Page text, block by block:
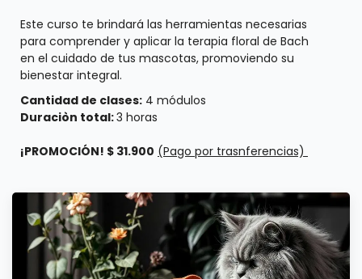
Este curso te brindará las herramientas necesarias
para comprender y aplicar la terapia floral de Bach
en el cuidado de tus mascotas, promoviendo su
bienestar integral.
Cantidad de clases: 4 módulos
Duraciòn total:3 horas
¡PROMOCIÓN! $ 31.900 (Pago por trasnferencias)